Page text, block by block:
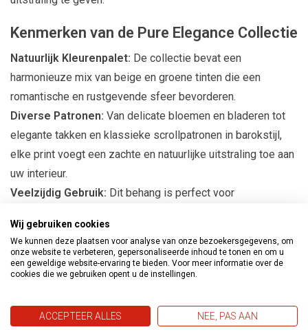
Kenmerken van de Pure Elegance Collectie
Natuurlijk Kleurenpalet: De collectie bevat een
harmonieuze mix van beige en groene tinten die een
romantische en rustgevende sfeer bevorderen.
Diverse Patronen: Van delicate bloemen en bladeren tot
elegante takken en klassieke scrollpatronen in barokstijl,
elke print voegt een zachte en natuurlijke uitstraling toe aan
uw interieur.
Veelzijdig Gebruik: Dit behang is perfect voor
woonkamers, keukens en hallen. Het past zich moeiteloos
aan elke stijl aan, waardoor het een ideale keuze is voor elk
huis.
Creëer een Sensuele Sfeer
Met dePure Elegancebehangcollectie kunt u een
Wij gebruiken cookies
We kunnen deze plaatsen voor analyse van onze bezoekersgegevens, om
onze website te verbeteren, gepersonaliseerde inhoud te tonen en om u
een geweldige website-ervaring te bieden. Voor meer informatie over de
cookies die we gebruiken opent u de instellingen.
ACCEPTEER ALLES NEE, PAS AAN